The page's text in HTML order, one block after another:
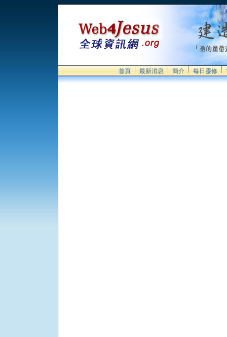
首頁 最新消息 簡介 每日靈修